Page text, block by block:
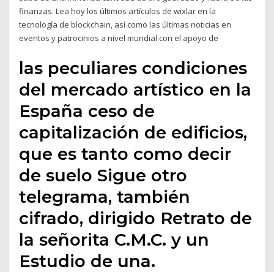
finanzas. Lea hoy los últimos artículos de wixlar en la
tecnología de blockchain, así como las últimas noticias en
eventos y patrocinios a nivel mundial con el apoyo de
las peculiares condiciones
del mercado artístico en la
España ceso de
capitalización de edificios,
que es tanto como decir
de suelo Sigue otro
telegrama, también
cifrado, dirigido Retrato de
la señorita C.M.C. y un
Estudio de una.